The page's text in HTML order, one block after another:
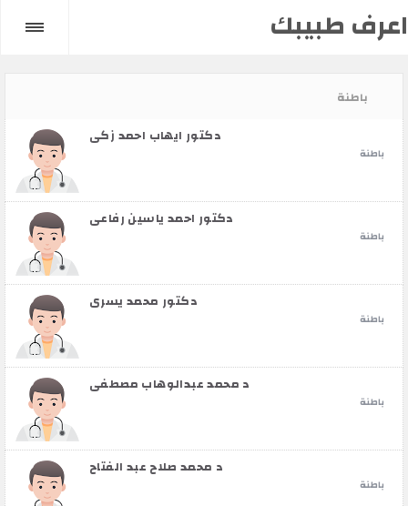
اعرف طبيبك
باطنة
دكتور ايهاب احمد زكي
باطنة
دكتور احمد ياسين رفاعى
باطنة
دكتور محمد يسري
باطنة
د محمد عبدالوهاب مصطفى
باطنة
د محمد صلاح عبد الفتاح
باطنة